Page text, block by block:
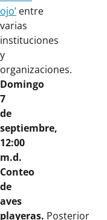
ojo’ entre
varias
instituciones
y
organizaciones.
Domingo
7
de
septiembre,
12:00
m.d.
Conteo
de
aves
playeras. Posterior